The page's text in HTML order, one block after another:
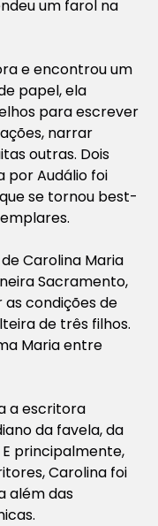
um farol na
e encontrou um
papel, ela
para escrever
narrar
outras. Dois
por Audálio foi
se tornou best-
Carolina Maria
Sacramento,
condições de
de três filhos.
Maria entre
a escritora
da favela, da
principalmente,
Carolina foi
além das